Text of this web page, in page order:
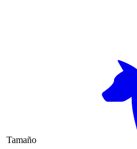
Tamaño